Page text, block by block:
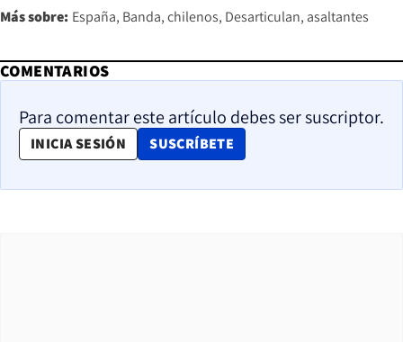
Más sobre: España Banda chilenos Desarticulan asaltantes
COMENTARIOS
Para comentar este artículo debes ser suscriptor.
INICIA SESIÓN SUSCRÍBETE
OPENS IN NEW WINDOW